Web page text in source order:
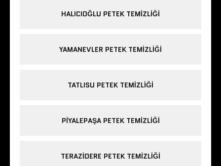
HALICIOĞLU PETEK TEMIZLIĞI
YAMANEVLER PETEK TEMIZLIĞI
TATLISU PETEK TEMIZLIĞI
PIYALEPAŞA PETEK TEMIZLIĞI
TERAZIDERE PETEK TEMIZLIĞI